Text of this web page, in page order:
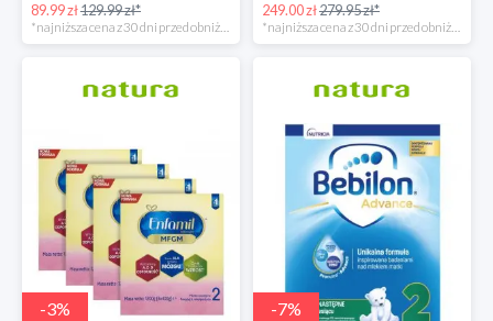
89.99 zł129.99 zł*
*najniższa cena z 30 dni przed obniżką
249.00 zł279.95 zł*
*najniższa cena z 30 dni przed obniżką
-3% -7%